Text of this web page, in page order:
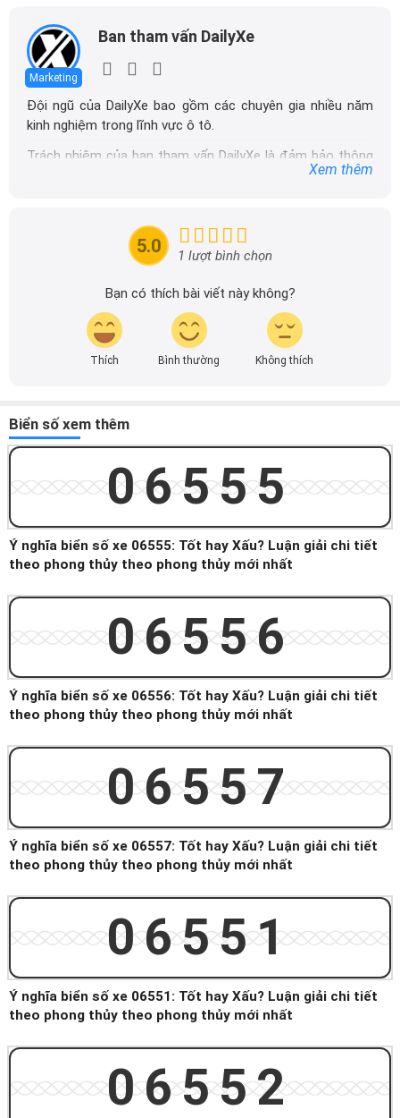
Marketing
Ban tham vấn DailyXe
Đội ngũ của DailyXe bao gồm các chuyên gia nhiều năm
kinh nghiệm trong lĩnh vực ô tô.
Trách nhiệm của ban tham vấn DailyXe là đảm bảo thông
tin chính xác được đăng tải trên dailyxe.com.vn, thường
tin nhanh chóng và dễ dàng hơn.
Xem thêm
5.0 1 lượt bình chọn
Bạn có thích bài viết này không?
Thích Bình thường Không thích
Biển số xem thêm
06555
Ý nghĩa biển số xe 06555: Tốt hay Xấu? Luận giải chi tiết
theo phong thủy theo phong thủy mới nhất
06556
Ý nghĩa biển số xe 06556: Tốt hay Xấu? Luận giải chi tiết
theo phong thủy theo phong thủy mới nhất
06557
Ý nghĩa biển số xe 06557: Tốt hay Xấu? Luận giải chi tiết
theo phong thủy theo phong thủy mới nhất
06551
Ý nghĩa biển số xe 06551: Tốt hay Xấu? Luận giải chi tiết
theo phong thủy theo phong thủy mới nhất
06552